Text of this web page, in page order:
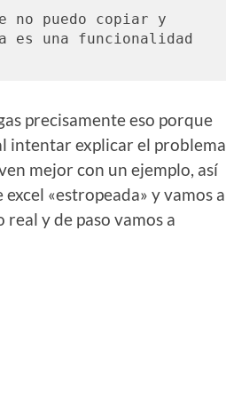
no puedo copiar y
es una funcionalidad
precisamente eso porque
intentar explicar el problema
mejor con un ejemplo, así
«estropeada» y vamos a
y de paso vamos a